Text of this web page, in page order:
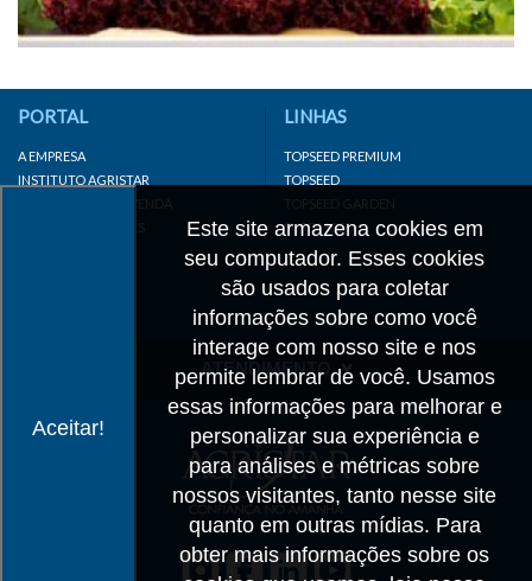
Aceitar!
Este site armazena cookies em
seu computador. Esses cookies
são usados para coletar
informações sobre como você
interage com nosso site e nos
permite lembrar de você. Usamos
essas informações para melhorar e
personalizar sua experiência e
para análises e métricas sobre
nossos visitantes, tanto nesse site
quanto em outras mídias. Para
obter mais informações sobre os
PORTAL
A EMPRESA
INSTITUTO AGRISTAR
DISTRIBUIDOR/REVENDA
LINKS IMPORTANTES
LINHAS
TOPSEED PREMIUM
TOPSEED
TOPSEED GARDEN
SUPERSEED
ATENDIMENTO
TRABALHE CONOSCO